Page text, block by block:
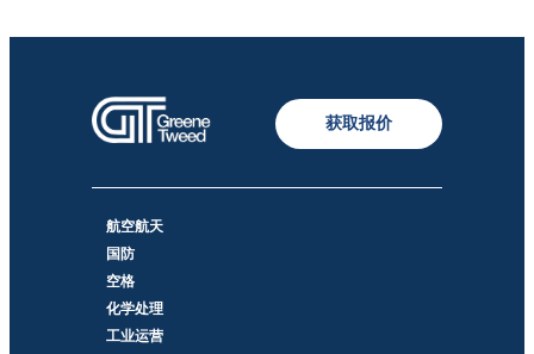
获取报价
航空航天
国防
空格
化学处理
工业运营